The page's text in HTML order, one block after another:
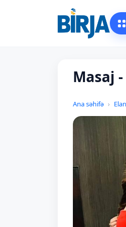
Masaj
Ana səhifə